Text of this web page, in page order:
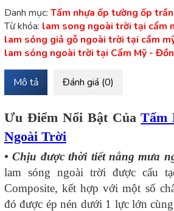
Danh mục: Tấm nhựa ốp tường ốp
Từ khóa: lam song ngoài trời tại cẩm
lam sóng giả gỗ ngoài trời tại cẩm
lam sóng ngoài trời tại Cẩm Mỹ -
Mô tả Đánh giá (0)
Ưu Điểm Nổi Bật CủaTấm
Ngoài Trời
• Chịu được thời tiết nắng mưa
lam sóng ngoài trời được cấu
Composite, kết hợp với một số
đó được ép nén dưới 1 lực lớn